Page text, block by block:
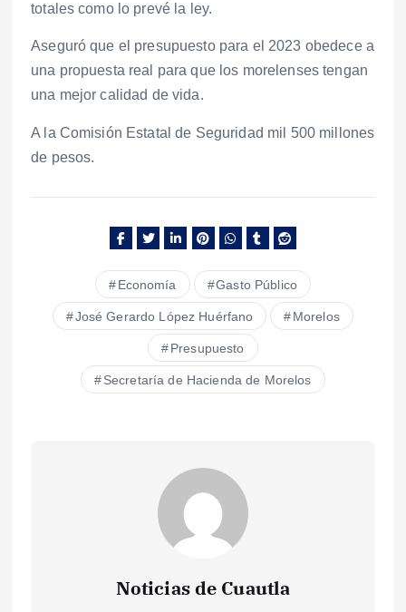
totales como lo prevé la ley.
Aseguró que el presupuesto para el 2023 obedece a
una propuesta real para que los morelenses tengan
una mejor calidad de vida.
A la Comisión Estatal de Seguridad mil 500 millones
de pesos.
Economía Gasto Público
José Gerardo López Huérfano Morelos
Presupuesto
Secretaría de Hacienda de Morelos
Noticias de Cuautla